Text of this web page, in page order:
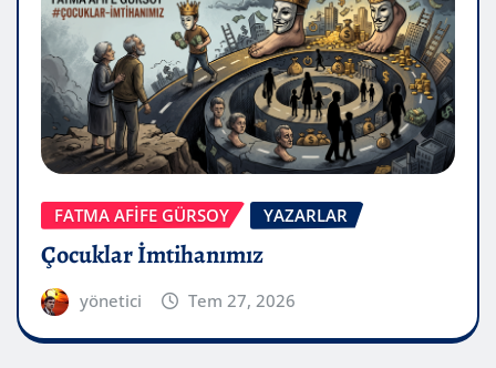
FATMA AFİFE GÜRSOY YAZARLAR
Çocuklar İmtihanımız
yönetici Tem 27, 2026